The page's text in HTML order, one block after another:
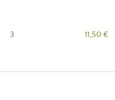
3 11,50 €